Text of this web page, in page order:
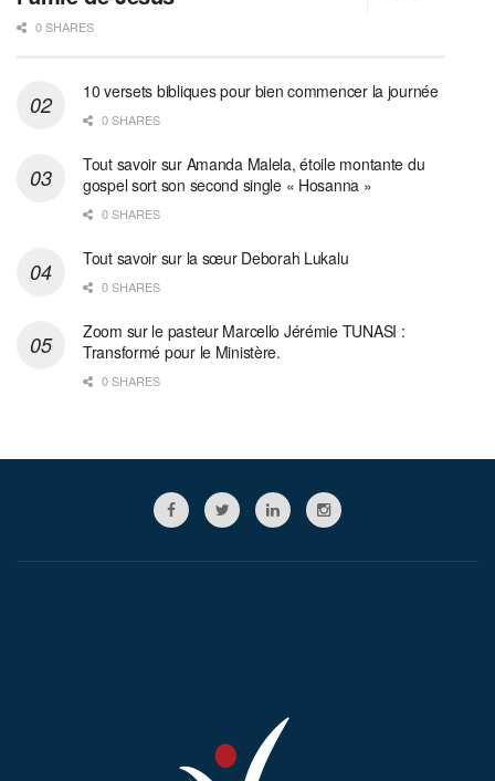
0 SHARES
10 versets bibliques pour bien commencer la journée
0 SHARES
Tout savoir sur Amanda Malela, étoile montante du
gospel sort son second single « Hosanna »
0 SHARES
Tout savoir sur la sœur Deborah Lukalu
0 SHARES
Zoom sur le pasteur Marcello Jérémie TUNASI :
Transformé pour le Ministère.
0 SHARES